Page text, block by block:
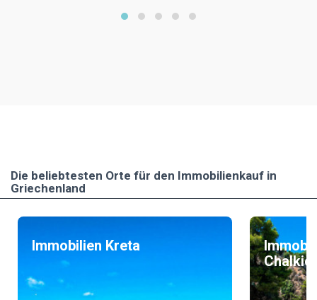
Die beliebtesten Οrte für den Immobilienkauf in
Griechenland
Immobilien Kreta